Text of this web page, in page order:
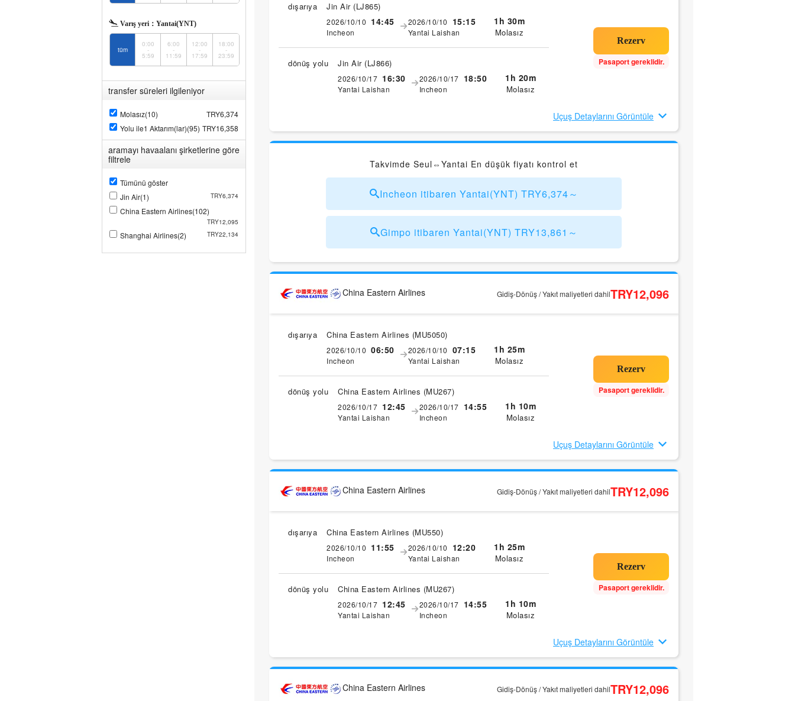
Varış yeri： Yantai(YNT)
tüm
0:00
-
5:59
6:00
-
11:59
12:00
-
17:59
18:00
-
23:59
transfer süreleri ilgileniyor
Molasız(10)
TRY6,374
Yolu ile1 Aktarım(lar)(95) TRY16,358
aramayı havaalanı şirketlerine göre
filtrele
Tümünü göster
Jin Air(1)
TRY6,374
China Eastern Airlines(102)
TRY12,095
Shanghai Airlines(2) TRY22,134
dışarıya Jin Air (LJ865)
2026/10/10 14:45
Incheon
2026/10/10 15:15
Yantai Laishan
1h 30m
Molasız
dönüş yolu Jin Air (LJ866)
2026/10/17 16:30
Yantai Laishan
2026/10/17 18:50
Incheon
1h 20m
Molasız
Pasaport gereklidir.
Uçuş Detaylarını Görüntüle
Takvimde Seul⇔Yantai En düşük fiyatı kontrol et
Incheon itibaren Yantai(YNT) TRY6,374～
Gimpo itibaren Yantai(YNT) TRY13,861～
China Eastern Airlines Gidiş-Dönüş / Yakıt maliyetleri dahilTRY12,096
dışarıya China Eastern Airlines (MU5050)
2026/10/10 06:50
Incheon
2026/10/10 07:15
Yantai Laishan
1h 25m
Molasız
dönüş yolu China Eastern Airlines (MU267)
2026/10/17 12:45
Yantai Laishan
2026/10/17 14:55
Incheon
1h 10m
Molasız
Pasaport gereklidir.
Uçuş Detaylarını Görüntüle
China Eastern Airlines Gidiş-Dönüş / Yakıt maliyetleri dahilTRY12,096
dışarıya China Eastern Airlines (MU550)
2026/10/10 11:55
Incheon
2026/10/10 12:20
Yantai Laishan
1h 25m
Molasız
dönüş yolu China Eastern Airlines (MU267)
2026/10/17 12:45
Yantai Laishan
2026/10/17 14:55
Incheon
1h 10m
Molasız
Pasaport gereklidir.
Uçuş Detaylarını Görüntüle
China Eastern Airlines Gidiş-Dönüş / Yakıt maliyetleri dahilTRY12,096